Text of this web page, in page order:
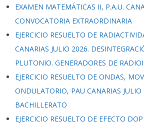
EXAMEN MATEMÁTICAS II, P.A.U.
CONVOCATORIA EXTRAORDINARIA
EJERCICIO RESUELTO DE
CANARIAS JULIO 2026.
PLUTONIO. GENERADORES DE
EJERCICIO RESUELTO DE ONDAS,
ONDULATORIO, PAU CANARIAS JULIO
BACHILLERATO
EJERCICIO RESUELTO DE EFECTO